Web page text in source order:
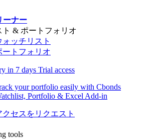
ーナー
ト & ポートフォリオ
ォッチリスト
ートフォリオ
in 7 days Trial access
your portfolio easily with Cbonds
Portfolio & Excel Add-in
クセスをリクエスト
tools